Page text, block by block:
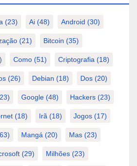
(23) Ai (48) Android (30)
(21) Bitcoin (35)
Como (51) Criptografia (18)
(26) Debian (18) Dos (20)
Google (48) Hackers (23)
(18) Irã (18) Jogos (17)
Mangá (20) Mas (23)
(29) Milhões (23)